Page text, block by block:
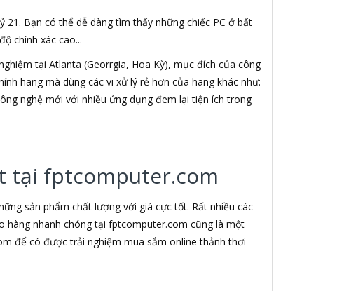
Bạn có thể dễ dàng tìm thấy những chiếc PC ở bất
chính xác cao...
tại Atlanta (Georrgia, Hoa Kỳ), mục đích của công
hãng mà dùng các vi xử lý rẻ hơn của hãng khác như:
nghệ mới với nhiều ứng dụng đem lại tiện ích trong
tại fptcomputer.com
sản phẩm chất lượng với giá cực tốt. Rất nhiều các
hàng nhanh chóng tại fptcomputer.com cũng là một
để có được trải nghiệm mua sắm online thảnh thơi